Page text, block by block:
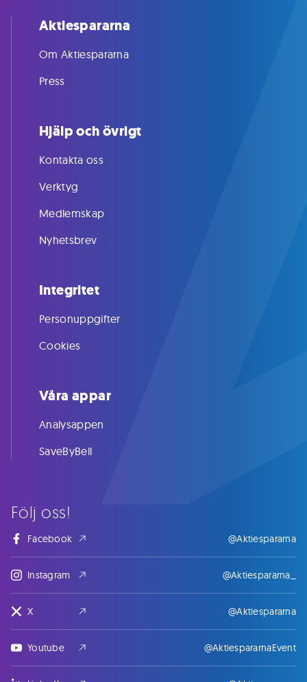
Följ oss!
Facebook @Aktiespararna
Instagram @Aktiespararna_
X @Aktiespararna
Youtube @AktiespararnaEvent
Aktiespararna
Om Aktiespararna
Press
Hjälp och övrigt
Kontakta oss
Verktyg
Medlemskap
Nyhetsbrev
Integritet
Personuppgifter
Cookies
Våra appar
Analysappen
SaveByBell